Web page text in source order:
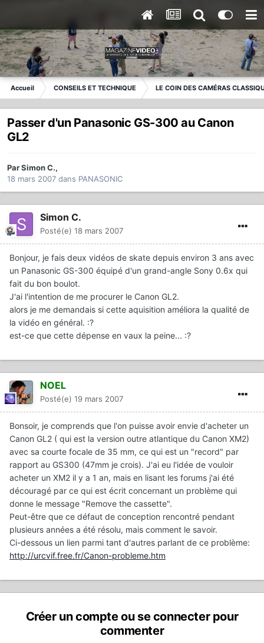
Accueil CONSEILS ET TECHNIQUE LE COIN DES CAMÉRAS
Passer d'un Panasonic GS-300 au Canon
GL2
ParSimon C.,
18 mars 2007 dans PANASONIC
Simon C.
Posté(e) 18 mars 2007
Bonjour, je fais deux vidéos de skate depuis environ 3 ans avec
un Panasonic GS-300 équipé d'un grand-angle Sony 0.6x qui
fait du bon boulot.
J'ai l'intention de me procurer le Canon GL2.
alors je me demandais si cette aquisition améliora la qualité de
la vidéo en général. :?
est-ce que cette dépense en vaux la peine... :?
NOEL
Posté(e) 19 mars 2007
Bonsoir, je comprends que l'on puisse avoir envie d'acheter un
Canon GL2 ( qui est la version outre atlantique du Canon XM2)
avec sa courte focale de 35 mm, ce qui est un "record" par
rapport au GS300 (47mm je crois). J'ai eu l'idée de vouloir
acheter un XM2 il y a 1 an, mais en lisant les forums j'ai été
découragé par ce qui est écrit concernant un problème qui
donne le message "Remove the cassette".
Peut-être que ce défaut de conception rencontré pendant
plusieurs années a été résolu, mais comment le savoir.
Ci-dessous un lien parmi tant d'autres parlant de ce problème:
http://urcvif.free.fr/Canon-probleme.htm
Créer un compte ou se connecter pour
commenter